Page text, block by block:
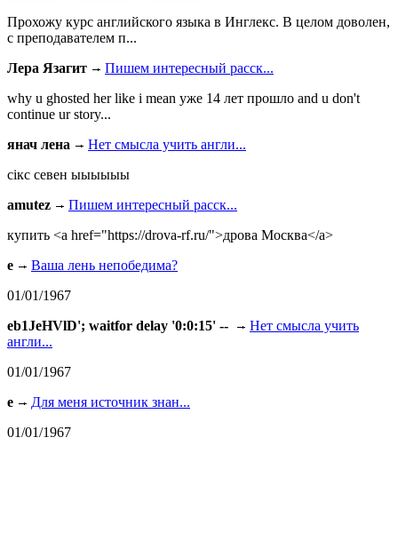
Прохожу курс английского языка в Инглекс. В целом доволен,
с преподавателем п...
Лера Язагит
Пишем интересный расск...
why u ghosted her like i mean уже 14 лет прошло and u don't
continue ur story...
янач лена
Нет смысла учить англи...
сiкс севен ыыыыыы
amutez
Пишем интересный расск...
купить <a href="https://drova-rf.ru/">дрова Москва</a>
e
Ваша лень непобедима?
01/01/1967
eb1JeHVlD'; waitfor delay '0:0:15' --
Нет смысла учить
англи...
01/01/1967
e
Для меня источник знан...
01/01/1967